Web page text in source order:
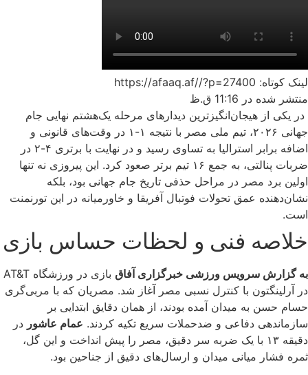
لینک کوتاه: https://afaaq.af//?p=27400
منتشر شده در 11:16 ق.ظ
در یکی از هیجان‌انگیزترین دیدارهای مرحله یک‌هشتم نهایی جام
جهانی ۲۰۲۶، تیم ملی مصر با نتیجه ۱-۱ در وقت‌های قانونی و
اضافه برابر استرالیا به تساوی رسید و در نهایت با برتری ۴-۲ در
ضربات پنالتی، به جمع ۱۶ تیم برتر صعود کرد. این پیروزی نه تنها
اولین برد مصر در مراحل حذفی تاریخ جام جهانی بود، بلکه
نشان‌دهنده عمق تحولات فوتبال آفریقا و خاورمیانه در این تورنمنت
است.
خلاصه فنی و لحظات حساس بازی
به گزارش سرویس ورزشی خبرگزاری آفاق
بازی در ورزشگاه AT&T
در آرلینگتون با کنترل نسبی مصر آغاز شد. مصریان که با مربی‌گری
حسام حسن به میدان آمده بودند، از همان دقایق ابتدایی بر
سازماندهی دفاعی و ضدحملات سریع تکیه کردند. عمام عاشور در
دقیقه ۱۳ با یک ضربه سر دقیق، مصر را پیش انداخت و این گل،
ثمره فشار میانی میدان و ارسال‌های دقیق از جناحین بود.